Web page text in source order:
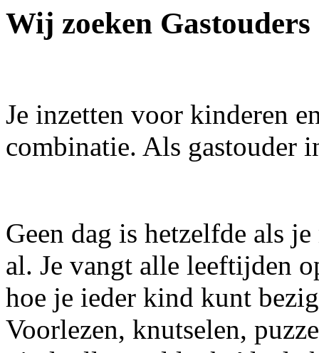
Wij zoeken Gastouders
Je inzetten voor kinderen
combinatie. Als gastouder
Geen dag is hetzelfde als
al. Je vangt alle leeftijden
hoe je ieder kind kunt
Voorlezen, knutselen,